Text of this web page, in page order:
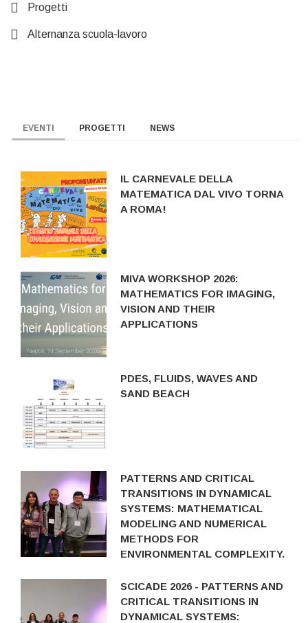
Progetti
Alternanza scuola-lavoro
EVENTI PROGETTI NEWS
IL CARNEVALE DELLA
MATEMATICA DAL VIVO TORNA
A ROMA!
MIVA WORKSHOP 2026:
MATHEMATICS FOR IMAGING,
VISION AND THEIR
APPLICATIONS
PDES, FLUIDS, WAVES AND
SAND BEACH
PATTERNS AND CRITICAL
TRANSITIONS IN DYNAMICAL
SYSTEMS: MATHEMATICAL
MODELING AND NUMERICAL
METHODS FOR
ENVIRONMENTAL COMPLEXITY.
SCICADE 2026 - PATTERNS AND
CRITICAL TRANSITIONS IN
DYNAMICAL SYSTEMS: